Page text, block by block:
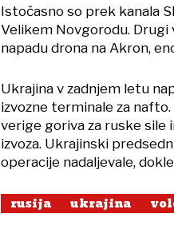
Istočasno so prek kanala
Velikem Novgorodu. Drugi
napadu drona na Akron,
Ukrajina v zadnjem letu
izvozne terminale za
verige goriva za ruske sile
izvoza. Ukrajinski
operacije nadaljevale,
rusija ukrajina